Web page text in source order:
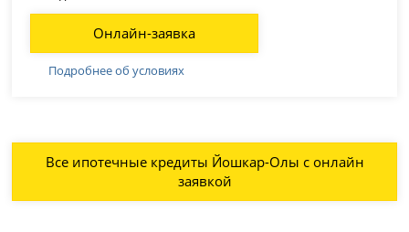
Онлайн-заявка
Подробнее об условиях
Все ипотечные кредиты Йошкар-Олы с онлайн
заявкой